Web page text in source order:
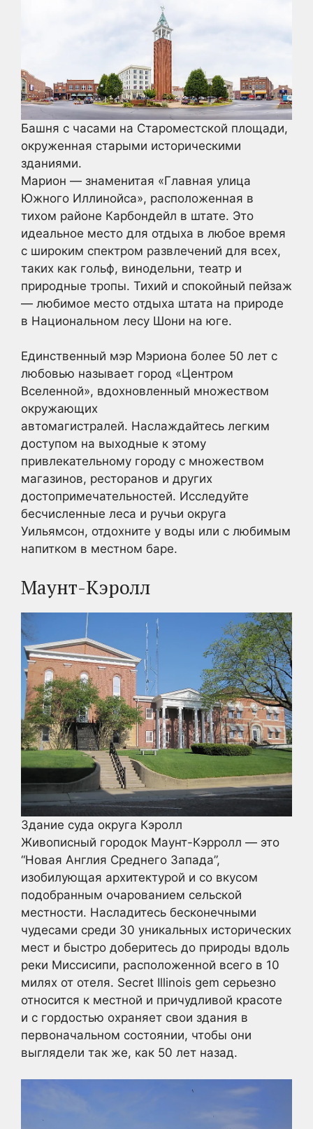
Башня с часами на Староместской площади,
окруженная старыми историческими
зданиями.
Марион — знаменитая «Главная улица
Южного Иллинойса», расположенная в
тихом районе Карбондейл в штате. Это
идеальное место для отдыха в любое время
с широким спектром развлечений для всех,
таких как гольф, винодельни, театр и
природные тропы. Тихий и спокойный пейзаж
— любимое место отдыха штата на природе
в Национальном лесу Шони на юге.
Единственный мэр Мэриона более 50 лет с
любовью называет город «Центром
Вселенной», вдохновленный множеством
окружающих
автомагистралей. Наслаждайтесь легким
доступом на выходные к этому
привлекательному городу с множеством
магазинов, ресторанов и других
достопримечательностей. Исследуйте
бесчисленные леса и ручьи округа
Уильямсон, отдохните у воды или с любимым
напитком в местном баре.
Маунт-Кэролл
Здание суда округа Кэролл
Живописный городок Маунт-Кэрролл — это
“Новая Англия Среднего Запада”,
изобилующая архитектурой и со вкусом
подобранным очарованием сельской
местности. Насладитесь бесконечными
чудесами среди 30 уникальных исторических
мест и быстро доберитесь до природы вдоль
реки Миссисипи, расположенной всего в 10
милях от отеля. Secret Illinois gem серьезно
относится к местной и причудливой красоте
и с гордостью охраняет свои здания в
первоначальном состоянии, чтобы они
выглядели так же, как 50 лет назад.